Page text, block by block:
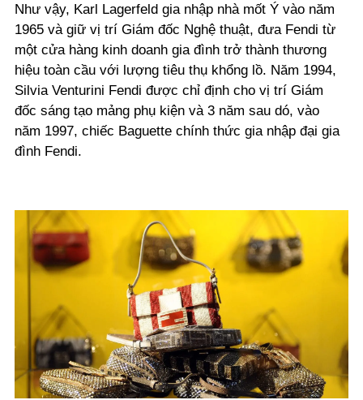
Như vậy, Karl Lagerfeld gia nhập nhà mốt Ý vào năm
1965 và giữ vị trí Giám đốc Nghệ thuật, đưa Fendi từ
một cửa hàng kinh doanh gia đình trở thành thương
hiệu toàn cầu với lượng tiêu thụ khổng lồ. Năm 1994,
Silvia Venturini Fendi được chỉ định cho vị trí Giám
đốc sáng tạo mảng phụ kiện và 3 năm sau dó, vào
năm 1997, chiếc Baguette chính thức gia nhập đại gia
đình Fendi.